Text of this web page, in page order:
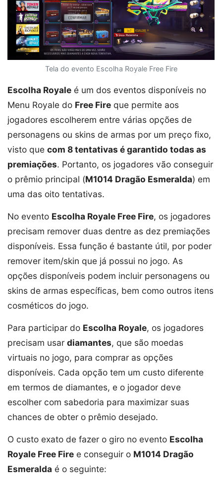
Tela do evento Escolha Royale Free Fire
Escolha Royale é um dos eventos disponíveis no
Menu Royale do Free Fire que permite aos
jogadores escolherem entre várias opções de
personagens ou skins de armas por um preço fixo,
visto que com 8 tentativas é garantido todas as
premiações. Portanto, os jogadores vão conseguir
o prêmio principal (M1014 Dragão Esmeralda) em
uma das oito tentativas.
No evento Escolha Royale Free Fire, os jogadores
precisam remover duas dentre as dez premiações
disponíveis. Essa função é bastante útil, por poder
remover item/skin que já possui no jogo. As
opções disponíveis podem incluir personagens ou
skins de armas específicas, bem como outros itens
cosméticos do jogo.
Para participar do Escolha Royale, os jogadores
precisam usar diamantes, que são moedas
virtuais no jogo, para comprar as opções
disponíveis. Cada opção tem um custo diferente
em termos de diamantes, e o jogador deve
escolher com sabedoria para maximizar suas
chances de obter o prêmio desejado.
O custo exato de fazer o giro no evento Escolha
Royale Free Fire e conseguir o M1014 Dragão
Esmeralda é o seguinte: